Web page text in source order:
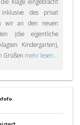
des privat
wir an den neuen
(die eigentliche
Kindergarten),
Grüßen mehr lesen...